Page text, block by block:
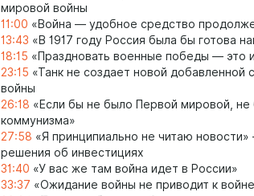
мировой войны
11:00 «Война — удобное средство
13:43 «В 1917 году Россия была бы готова
18:15 «Праздновать военные победы — это
23:15 «Танк не создает новой добавленной
войны
26:18 «Если бы не было Первой мировой,
коммунизма»
27:58 «Я принципиально не читаю
решения об инвестициях
31:40 «У вас же там война идет в России»
33:37 «Ожидание войны не приводит к